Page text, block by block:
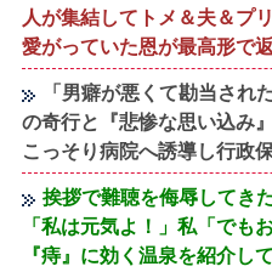
人が集結してトメ＆夫＆プ
愛がっていた恩が最高形で
「男癖が悪くて勘当さ
の奇行と『悲惨な思い込み
こっそり病院へ誘導し行政
挨拶で難聴を侮辱してき
「私は元気よ！」私「で
『痔』に効く温泉を紹介